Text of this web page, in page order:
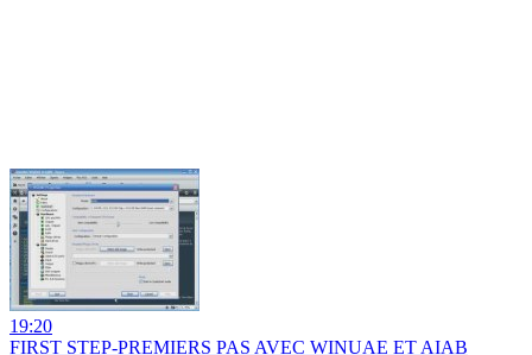
19:20
FIRST STEP-PREMIERS PAS AVEC WINUAE ET AIAB